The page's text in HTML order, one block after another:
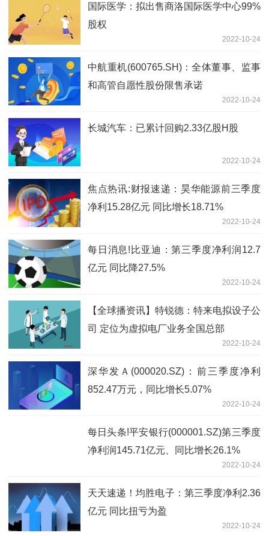
国际医学：拟出售商洛国际医学中心99%
股权
2022-10-24
中航重机(600765.SH)：全体董事、监事
和高管自愿性股份限售承诺
2022-10-24
长城汽车：已累计回购2.33亿股H股
2022-10-24
焦点热讯:财报速递：昊华能源前三季度
净利15.28亿元 同比增长18.71%
2022-10-24
每日消息!比亚迪：第三季度净利润12.7
亿元 同比降27.5%
2022-10-24
【全球播资讯】特锐德：特来电拟设子公
司 定位为虚拟电厂业务全国总部
2022-10-24
深华发Ａ(000020.SZ)：前三季度净利
852.47万元，同比增长5.07%
2022-10-24
每日头条!平安银行(000001.SZ)第三季度
净利润145.71亿元、同比增长26.1%
2022-10-24
天天速递！均胜电子：第三季度净利2.36
亿元 同比扭亏为盈
2022-10-24